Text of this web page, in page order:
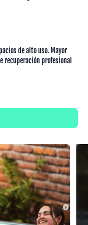
de alto uso. Mayor
recuperación profesional